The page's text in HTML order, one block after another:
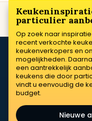
particulier
Op zoek naar
recent verkochte
keukenverkopers en
mogelijkheden.
een aantrekkelijk
keukens die door
vindt u eenvoudig de
budget.
Nieuwe